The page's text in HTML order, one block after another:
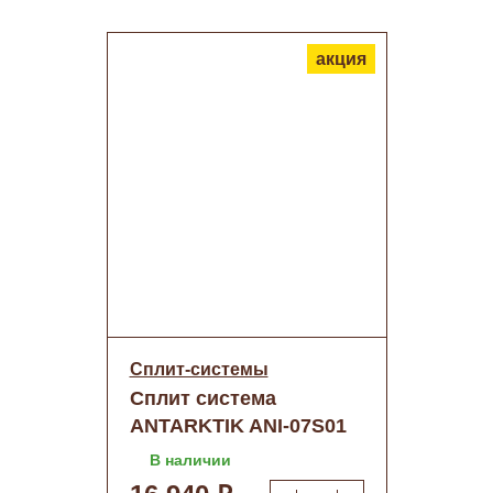
акция
Сплит-системы
Сплит система
ANTARKTIK ANI-07S01
(инвертор) о/н
В наличии